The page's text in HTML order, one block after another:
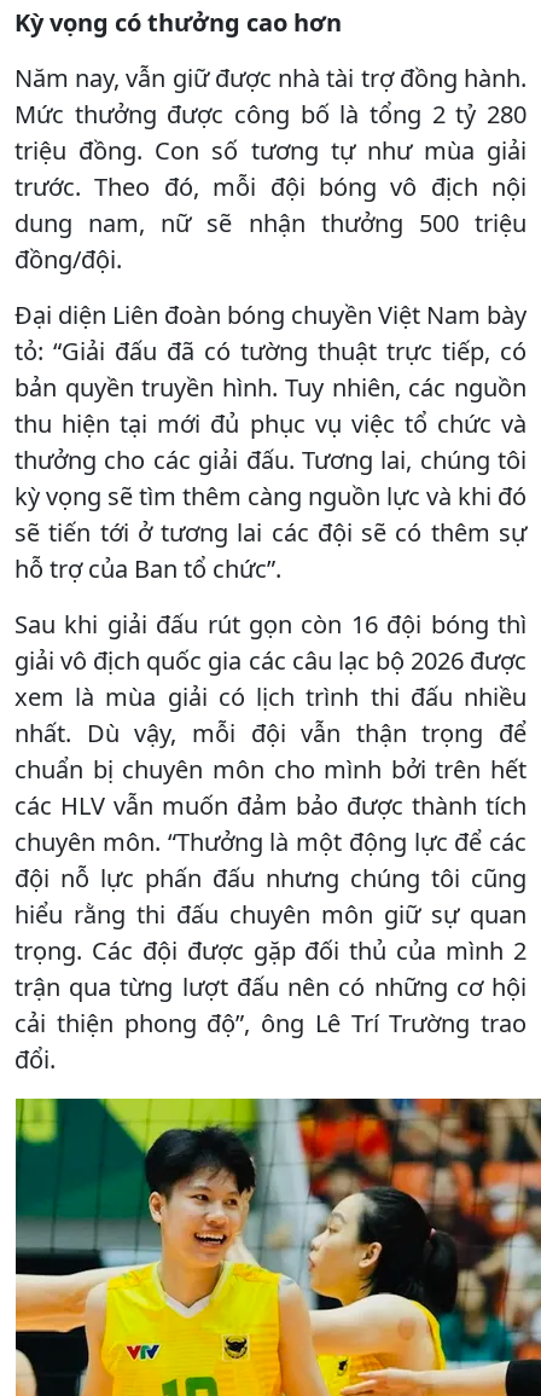
Kỳ vọng có thưởng cao hơn
Năm nay, vẫn giữ được nhà tài trợ đồng hành.
Mức thưởng được công bố là tổng 2 tỷ 280
triệu đồng. Con số tương tự như mùa giải
trước. Theo đó, mỗi đội bóng vô địch nội
dung nam, nữ sẽ nhận thưởng 500 triệu
đồng/đội.
Đại diện Liên đoàn bóng chuyền Việt Nam bày
tỏ: “Giải đấu đã có tường thuật trực tiếp, có
bản quyền truyền hình. Tuy nhiên, các nguồn
thu hiện tại mới đủ phục vụ việc tổ chức và
thưởng cho các giải đấu. Tương lai, chúng tôi
kỳ vọng sẽ tìm thêm càng nguồn lực và khi đó
sẽ tiến tới ở tương lai các đội sẽ có thêm sự
hỗ trợ của Ban tổ chức”.
Sau khi giải đấu rút gọn còn 16 đội bóng thì
giải vô địch quốc gia các câu lạc bộ 2026 được
xem là mùa giải có lịch trình thi đấu nhiều
nhất. Dù vậy, mỗi đội vẫn thận trọng để
chuẩn bị chuyên môn cho mình bởi trên hết
các HLV vẫn muốn đảm bảo được thành tích
chuyên môn. “Thưởng là một động lực để các
đội nỗ lực phấn đấu nhưng chúng tôi cũng
hiểu rằng thi đấu chuyên môn giữ sự quan
trọng. Các đội được gặp đối thủ của mình 2
trận qua từng lượt đấu nên có những cơ hội
cải thiện phong độ”, ông Lê Trí Trường trao
đổi.